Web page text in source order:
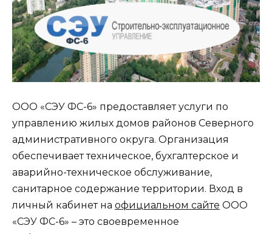
ООО «СЭУ ФС-6» предоставляет услуги по
управлению жилых домов районов Северного
административного округа. Организация
обеспечивает техническое, бухгалтерское и
аварийно-техническое обслуживание,
санитарное содержание территории. Вход в
личный кабинет на официальном сайте ООО
«СЭУ ФС-6» – это своевременное